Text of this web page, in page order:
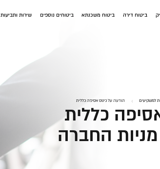
ביטוח דירה ביטוח משכנתא ביטוחים נוספים שירות ותביעות
למשקיעים הודעה על כינוס אסיפה כללית
כללית
החברה